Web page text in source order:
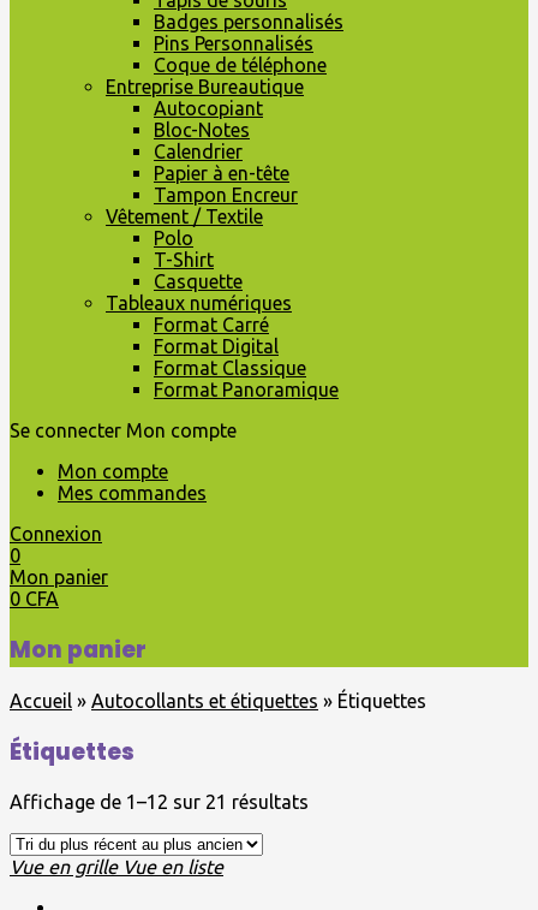
Badges personnalisés
Pins Personnalisés
Coque de téléphone
Entreprise Bureautique
Autocopiant
Bloc-Notes
Calendrier
Papier à en-tête
Tampon Encreur
Vêtement / Textile
Polo
T-Shirt
Casquette
Tableaux numériques
Format Carré
Format Digital
Format Classique
Format Panoramique
Se connecter Mon compte
Mon compte
Mes commandes
Connexion
0
Mon panier
0 CFA
Mon panier
Accueil » Autocollants et étiquettes » Étiquettes
Étiquettes
Affichage de 1–12 sur 21 résultats
Vue en grille Vue en liste